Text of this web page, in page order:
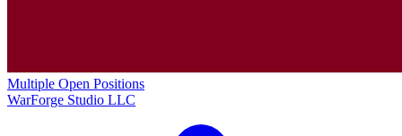
Multiple Open Positions
WarForge Studio LLC